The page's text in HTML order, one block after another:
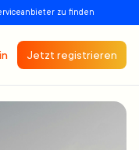
zu finden
Jetzt registrieren